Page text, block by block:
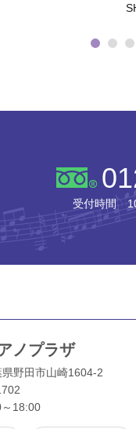
ピアノプラザ
受付時間
ノプラザ
野田市山崎1604-2
18:00